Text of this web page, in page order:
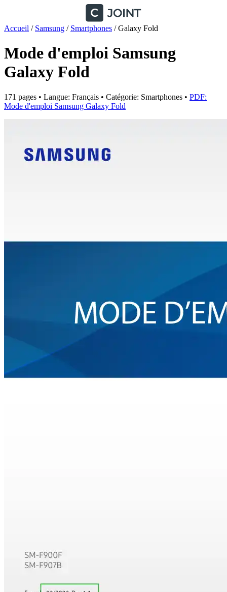
Accueil / Samsung / Smartphones / Galaxy Fold
Mode d'emploi Samsung
Galaxy Fold
171 pages • Langue: Français • Catégorie: Smartphones • PDF:
Mode d'emploi Samsung Galaxy Fold